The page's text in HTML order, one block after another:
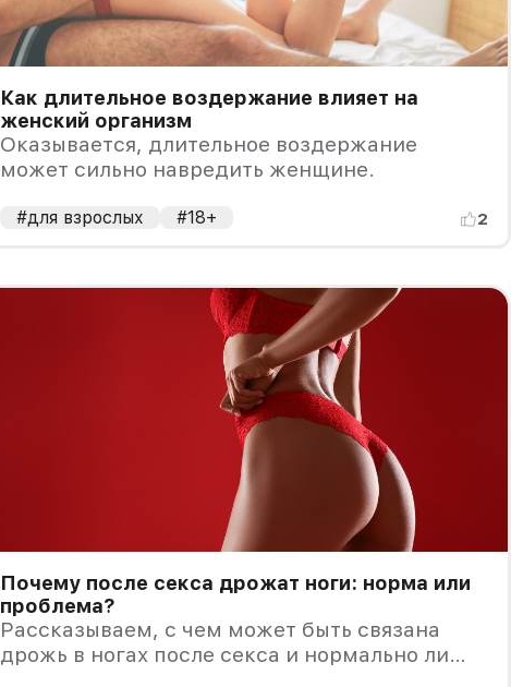
Как длительное воздержание влияет на
женский организм
Оказывается, длительное воздержание
может сильно навредить женщине.
#для взрослых #18+ 2
Почему после секса дрожат ноги: норма или
проблема?
Рассказываем, с чем может быть связана
дрожь в ногах после секса и нормально ли